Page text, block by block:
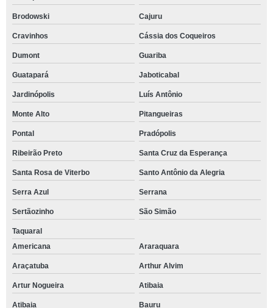
Brodowski Cajuru
Cravinhos Cássia dos Coqueiros
Dumont Guariba
Guatapará Jaboticabal
Jardinópolis Luís Antônio
Monte Alto Pitangueiras
Pontal Pradópolis
Ribeirão Preto Santa Cruz da Esperança
Santa Rosa de Viterbo Santo Antônio da Alegria
Serra Azul Serrana
Sertãozinho São Simão
Taquaral
Americana
Araraquara
Araçatuba Arthur Alvim
Artur Nogueira Atibaia
Atibaia Bauru